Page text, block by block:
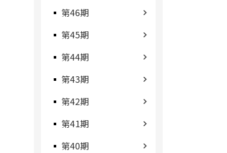
第46期
第45期
第44期
第43期
第42期
第41期
第40期